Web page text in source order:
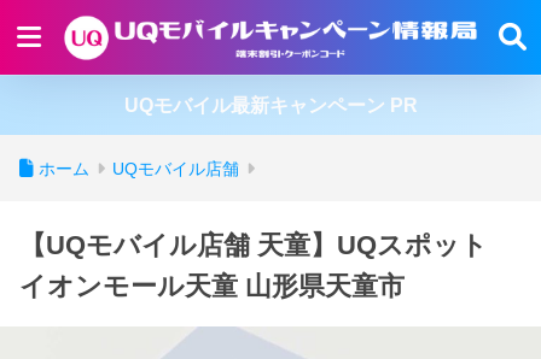
UQモバイル最新キャンペーン PR
ホーム UQモバイル店舗
【UQモバイル店舗 天童】UQスポット
イオンモール天童 山形県天童市